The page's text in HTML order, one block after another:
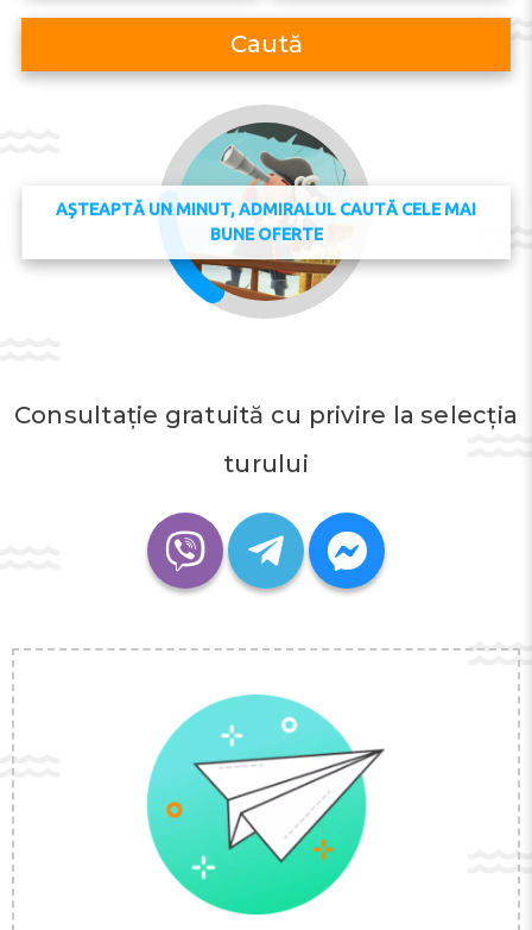
Caută
AȘTEAPTĂ UN MINUT, ADMIRALUL CAUTĂ CELE MAI
BUNE OFERTE
Consultație gratuită cu privire la selecția
turului